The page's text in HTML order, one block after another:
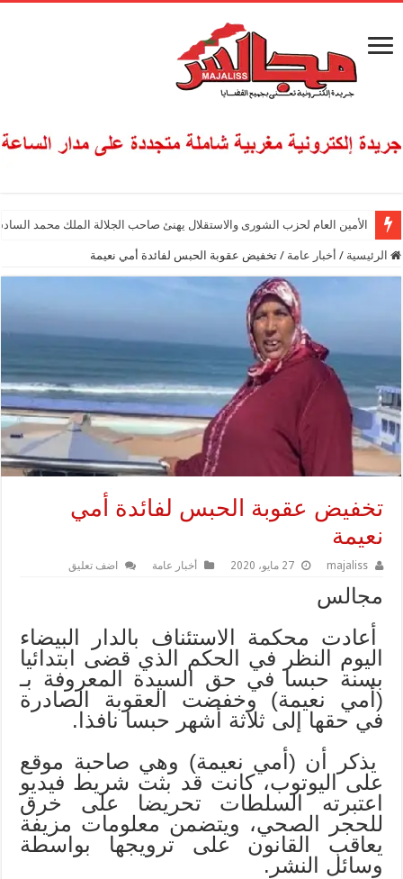
الأمين العام لحزب الشورى والاستقلال يهنئ صاحب الجلالة الملك محمد
الرئيسية / أخبار عامة / تخفيض عقوبة الحبس لفائدة أمي نعيمة
تخفيض عقوبة الحبس لفائدة أمي
نعيمة
majaliss 27 مايو، 2020 أخبار عامة اضف تعليق
مجالس
أعادت محكمة الاستئناف بالدار البيضاء
اليوم النظر في الحكم الذي قضى ابتدائيا
بسنة حبسا في حق السيدة المعروفة بـ
(أمي نعيمة) وخفضت العقوبة الصادرة
في حقها إلى ثلاثة أشهر حبسا نافذا.
يذكر أن (أمي نعيمة) وهي صاحبة موقع
على اليوتوب، كانت قد بثت شريط فيديو
اعتبرته السلطات تحريضا على خرق
للحجر الصحي، ويتضمن معلومات مزيفة
يعاقب القانون على ترويجها بواسطة
وسائل النشر.